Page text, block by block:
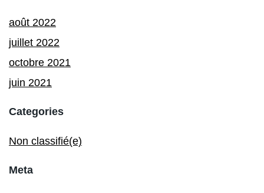
août 2022
juillet 2022
octobre 2021
juin 2021
Categories
Non classifié(e)
Meta